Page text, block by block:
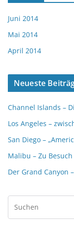
Juni 2014
Mai 2014
April 2014
Neueste
Channel Islands –
Los Angeles –
San Diego –
Malibu – Zu
Der Grand Canyon